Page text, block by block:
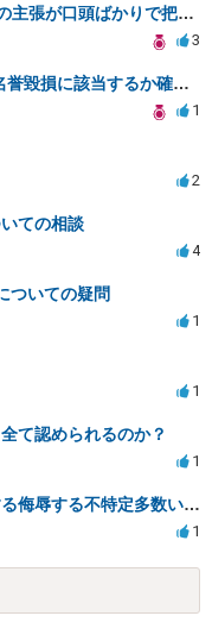
Xの開示請求の双方審で、相手方の主張が口頭ばかりで把握しきれません
3
ChatGPTでの愚痴が情報漏洩や名誉毀損に該当するか確認したい
1
2
ての相談
4
ついての疑問
1
1
て認められるのか？
1
人の家で性行為、私の身体に対する侮辱する不特定多数いる生配信での放送の発言について。
1